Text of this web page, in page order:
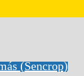
(Sencrop)